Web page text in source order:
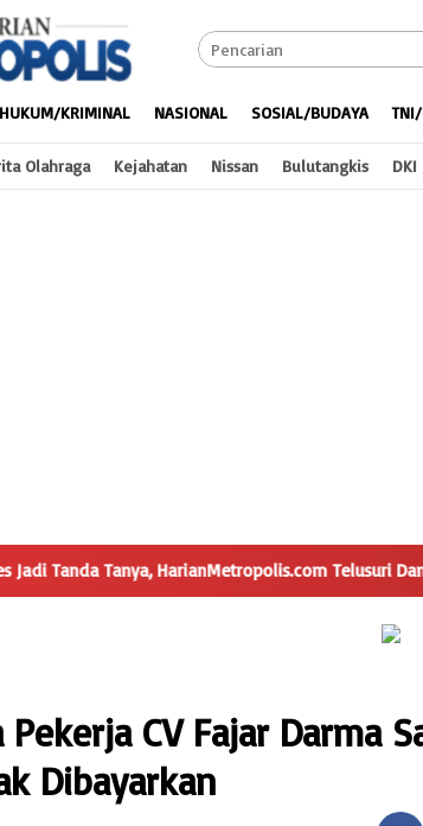
HUKUM/KRIMINAL NASIONAL SOSIAL/BUDAYA
Olahraga Kejahatan Nissan Bulutangkis DKI
HarianMetropolis.com Telusuri Dana Desa Trimulyo
CV Fajar Darma
Dibayarkan